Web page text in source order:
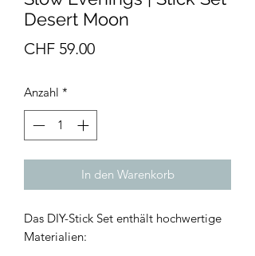
Desert Moon
CHF 59.00Preis
Anzahl *
In den Warenkorb
Das DIY-Stick Set enthält hochwertige
Materialien: